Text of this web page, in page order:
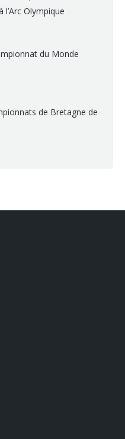
l’Arc Olympique
du Monde
de Bretagne de